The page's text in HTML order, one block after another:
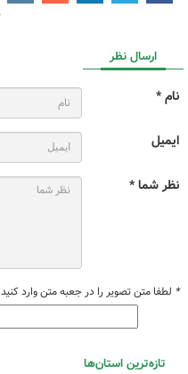
ارسال نظر
نام *
ایمیل
نظر شما *
* لطفا متن تصویر را در جعبه متن وارد کنید
تازه‌ترین استان‌ها